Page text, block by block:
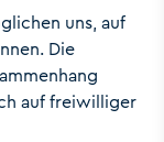
uns, auf
Die
auf freiwilliger